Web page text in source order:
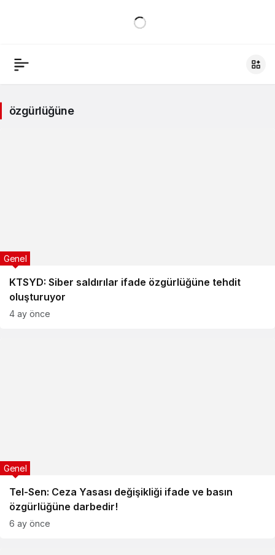
özgürlüğüne
KTSYD: Siber saldırılar ifade özgürlüğüne tehdit
oluşturuyor
Genel
4 ay önce
Tel-Sen: Ceza Yasası değişikliği ifade ve basın
özgürlüğüne darbedir!
Genel
6 ay önce